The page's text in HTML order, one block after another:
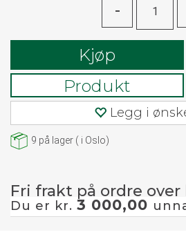
-
Kjøp
Produkt
Legg i
9 på lager ( i Oslo)
Fri frakt på ordre over
Du er kr. 3 000,00